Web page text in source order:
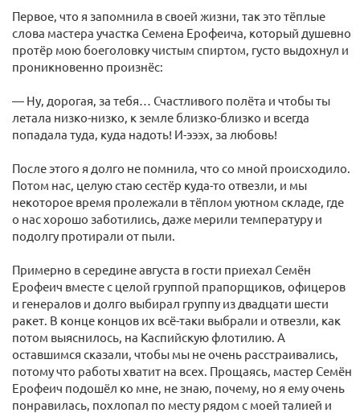
Первое, что я запомнила в своей жизни, так это тёплые
слова мастера участка Семена Ерофеича, который душевно
протёр мою боеголовку чистым спиртом, густо выдохнул и
проникновенно произнёс:
— Ну, дорогая, за тебя… Счастливого полёта и чтобы ты
летала низко-низко, к земле близко-близко и всегда
попадала туда, куда надоть! И-эээх, за любовь!
После этого я долго не помнила, что со мной происходило.
Потом нас, целую стаю сестёр куда-то отвезли, и мы
некоторое время пролежали в тёплом уютном складе, где
о нас хорошо заботились, даже мерили температуру и
подолгу протирали от пыли.
Примерно в середине августа в гости приехал Семён
Ерофеич вместе с целой группой прапорщиков, офицеров
и генералов и долго выбирал группу из двадцати шести
ракет. В конце концов их всё-таки выбрали и отвезли, как
потом выяснилось, на Каспийскую флотилию. А
оставшимся сказали, чтобы мы не очень расстраивались,
потому что работы хватит на всех. Прощаясь, мастер Семён
Ерофеич подошёл ко мне, не знаю, почему, но я ему очень
понравилась, похлопал по месту рядом с моей талией и